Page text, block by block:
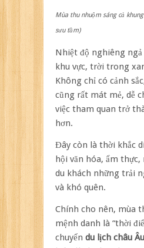
Mùa thu nhuộm sáng cả
sưu tầm)
Nhiệt độ nghiêng ngả
khu vực, trời trong
Không chỉ có cảnh
cũng rất mát mẻ, dễ
việc tham quan trở
hơn.
Đây còn là thời khắc
hội văn hóa, ẩm thực,
du khách những trải
và khó quên.
Chính cho nên, mùa
mệnh danh là “thời
chuyến du lịch châu